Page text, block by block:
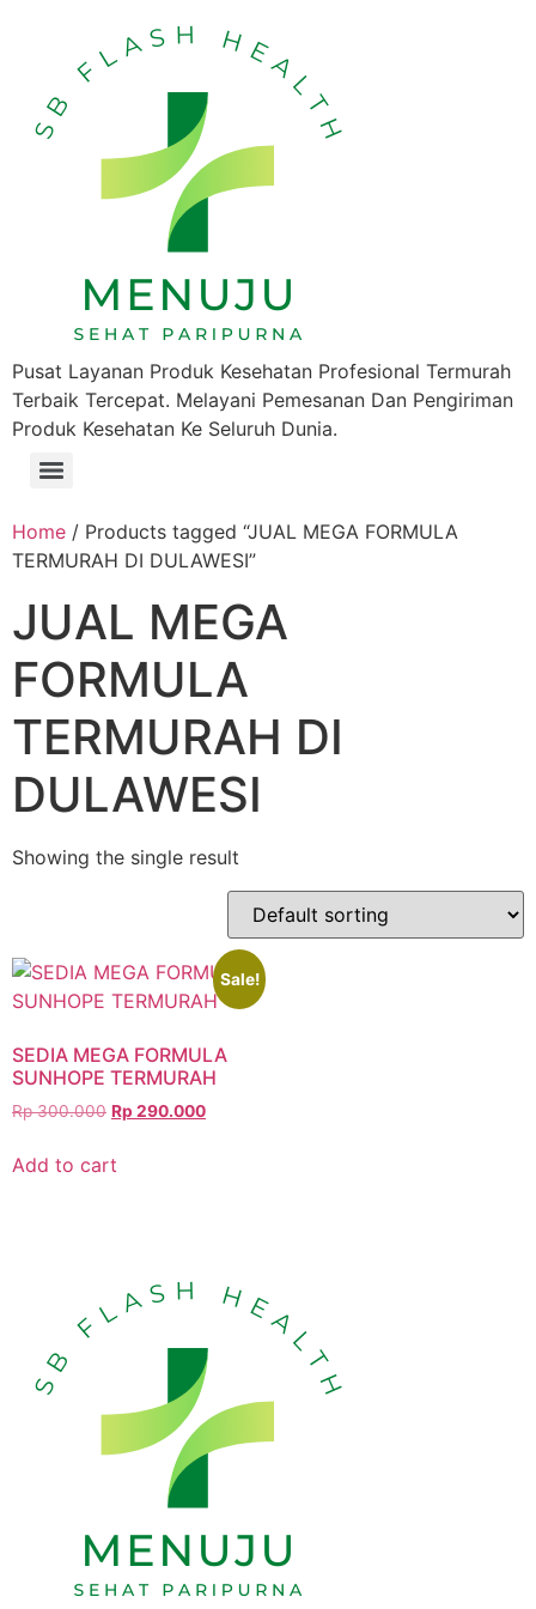
Pusat Layanan Produk Kesehatan Profesional Termurah
Terbaik Tercepat. Melayani Pemesanan Dan Pengiriman
Produk Kesehatan Ke Seluruh Dunia.
Home / Products tagged “JUAL MEGA FORMULA
TERMURAH DI DULAWESI”
JUAL MEGA
FORMULA
TERMURAH DI
DULAWESI
Showing the single result
Sale!
SEDIA MEGA FORMULA
SUNHOPE TERMURAH
Rp300.000 Rp 290.000
Add to cart